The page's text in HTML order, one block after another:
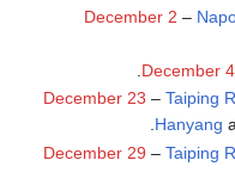
December 2 –
December 4
December 23 – Taiping
Hanyang
.
December 29 – Taiping